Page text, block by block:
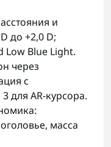
и
до +2,0 D;
Low Blue Light.
через
с
для AR-курcора.
масса